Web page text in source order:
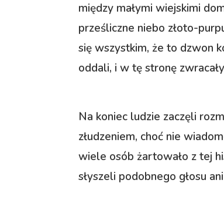
między małymi wiejskimi
prześliczne niebo złoto-
się wszystkim, że to dzwon
oddali, i w tę stronę
Na koniec ludzie zaczęli
złudzeniem, choć nie
wiele osób żartowało z tej
słyszeli podobnego głosu